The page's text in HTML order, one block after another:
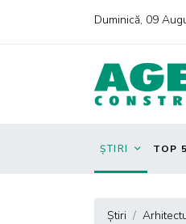
Duminică, 09
ȘTIRI TOP
Știri